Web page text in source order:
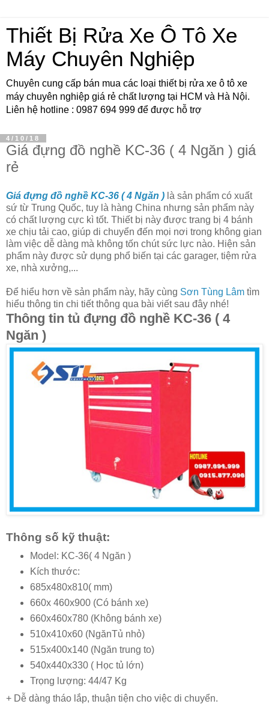
Thiết Bị Rửa Xe Ô Tô Xe
Máy Chuyên Nghiệp
Chuyên cung cấp bán mua các loại thiết bị rửa xe ô tô xe
máy chuyên nghiệp giá rẻ chất lượng tại HCM và Hà Nội.
Liên hệ hotline : 0987 694 999 để được hỗ trợ
4/10/18
Giá đựng đồ nghề KC-36 ( 4 Ngăn ) giá
rẻ
Giá đựng đồ nghề KC-36 ( 4 Ngăn ) là sản phẩm có xuất
sứ từ Trung Quốc, tuy là hàng China nhưng sản phẩm này
có chất lượng cực kì tốt. Thiết bị này được trang bị 4 bánh
xe chịu tải cao, giúp di chuyển đến mọi nơi trong không gian
làm việc dễ dàng mà không tốn chút sức lực nào. Hiện sản
phẩm này được sử dụng phổ biến tại các garager, tiệm rửa
xe, nhà xưởng,...
Để hiểu hơn về sản phẩm này, hãy cùng Sơn Tùng Lâm tìm
hiểu thông tin chi tiết thông qua bài viết sau đây nhé!
Thông tin tủ đựng đồ nghề KC-36 ( 4
Ngăn )
Thông số kỹ thuật:
Model: KC-36( 4 Ngăn )
Kích thước:
685x480x810( mm)
660x 460x900 (Có bánh xe)
660x460x780 (Không bánh xe)
510x410x60 (NgănTủ nhỏ)
515x400x140 (Ngăn trung to)
540x440x330 ( Học tủ lớn)
Trọng lượng: 44/47 Kg
+ Dễ dàng tháo lắp, thuận tiện cho việc di chuyển.